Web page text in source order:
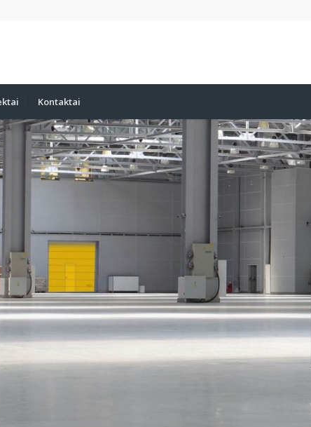
Kontaktai